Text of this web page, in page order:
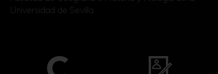
Universidad de Sevilla